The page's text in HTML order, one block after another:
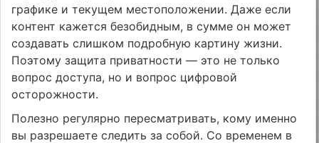
графике и текущем местоположении. Даже если
контент кажется безобидным, в сумме он может
создавать слишком подробную картину жизни.
Поэтому защита приватности — это не только
вопрос доступа, но и вопрос цифровой
осторожности.
Полезно регулярно пересматривать, кому именно
вы разрешаете следить за собой. Со временем в